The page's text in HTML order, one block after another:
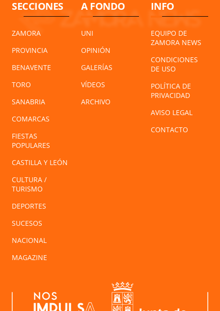
SECCIONES
ZAMORA
PROVINCIA
BENAVENTE
TORO
SANABRIA
COMARCAS
FIESTAS
POPULARES
CASTILLA Y LEÓN
CULTURA /
TURISMO
DEPORTES
SUCESOS
NACIONAL
MAGAZINE
A FONDO
UNI
OPINIÓN
GALERÍAS
VÍDEOS
ARCHIVO
INFO
EQUIPO DE
ZAMORA NEWS
CONDICIONES
DE USO
POLÍTICA DE
PRIVACIDAD
AVISO LEGAL
CONTACTO